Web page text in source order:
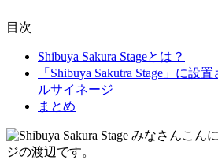
目次
Shibuya Sakura Stageとは？
「Shibuya Sakutra Stage」に設
ルサイネージ
まとめ
みなさんこん
ジの渡辺です。